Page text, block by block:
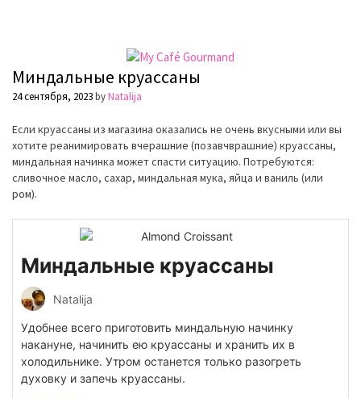
Миндальные круассаны
24 сентября, 2023byNatalija
Если круассаны из магазина оказались не очень вкусными или вы
хотите реанимировать вчерашние (позавчврашние) круассаны,
миндальная начинка может спасти ситуацию. Потребуются:
сливочное масло, сахар, миндальная мука, яйца и ваниль (или
ром).
Миндальные круассаны
Natalija
Удобнее всего приготовить миндальную начинку
накануне, начинить ею круассаны и хранить их в
холодильнике. Утром останется только разогреть
духовку и запечь круассаны.